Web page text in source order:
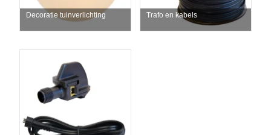
Decoratie tuinverlichting Trafo en kabels